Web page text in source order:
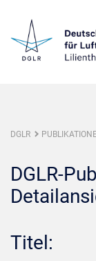
DGLR
DGLR-
Titel: